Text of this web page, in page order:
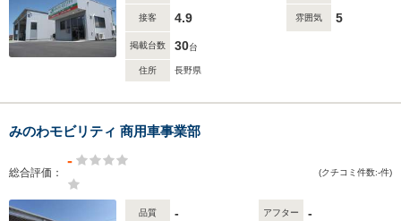
接客 4.9 雰囲気 5
掲載台数 30台
住所 長野県
みのわモビリティ 商用車事業部
総合評価：
-
(クチコミ件数:-件)
品質 - アフター -